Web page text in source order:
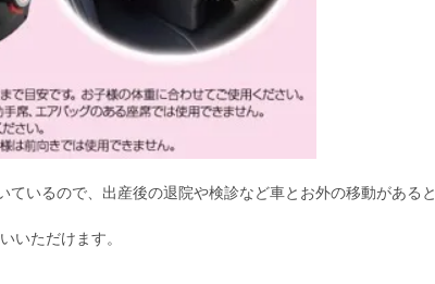
いるので、出産後の退院や検診など車とお外の移動があると
いただけます。